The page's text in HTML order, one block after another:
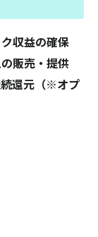
収益の確保
販売・提供
還元（※オプ